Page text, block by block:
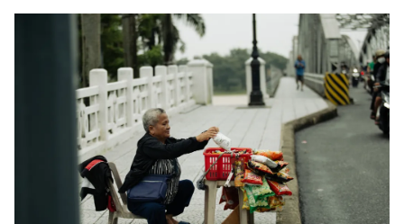
Theo dõi báo trên
Cơ quan chủ quản:
Đài Truyền hình Việt Nam
Cơ quan báo chí:Thời báo VTV
Giấy phép hoạt động báo in và báo điện tử số 483/GP-BTTTT
cấp ngày 29/12/2023